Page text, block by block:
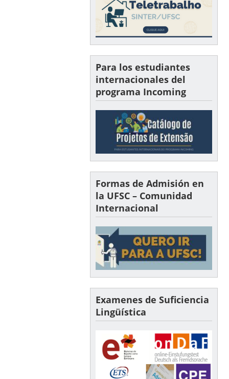
Para los estudiantes
internacionales del
programa Incoming
Formas de Admisión en
la UFSC – Comunidad
Internacional
Examenes de Suficiencia
Lingüística